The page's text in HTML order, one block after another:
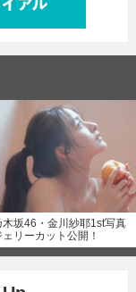
木坂46・金川紗耶1st写真
リーカット公開！